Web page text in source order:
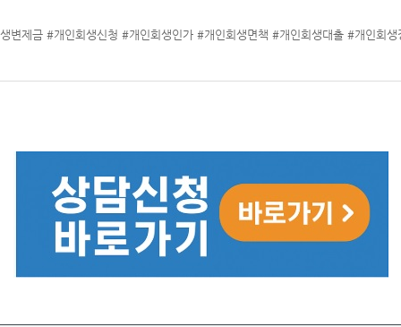
변제금 #개인회생신청 #개인회생인가 #개인회생면책 #개인회생대출 #개인회생